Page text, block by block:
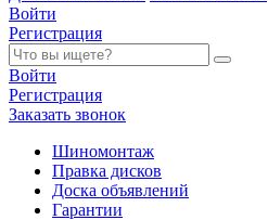
Войти
Регистрация
Войти
Регистрация
Заказать звонок
Шиномонтаж
Правка дисков
Доска объявлений
Гарантии